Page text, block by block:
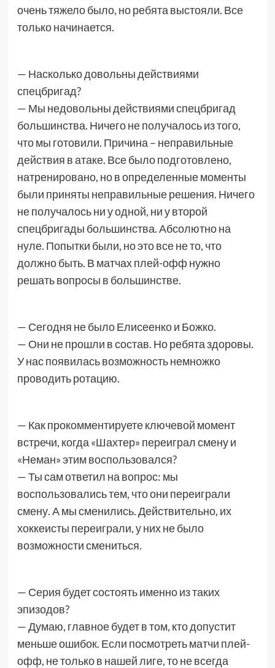
очень тяжело было, но ребята выстояли. Все
только начинается.
— Насколько довольны действиями
спецбригад?
— Мы недовольны действиями спецбригад
большинства. Ничего не получалось из того,
что мы готовили. Причина – неправильные
действия в атаке. Все было подготовлено,
натренировано, но в определенные моменты
были приняты неправильные решения. Ничего
не получалось ни у одной, ни у второй
спецбригады большинства. Абсолютно на
нуле. Попытки были, но это все не то, что
должно быть. В матчах плей-офф нужно
решать вопросы в большинстве.
— Сегодня не было Елисеенко и Божко.
— Они не прошли в состав. Но ребята здоровы.
У нас появилась возможность немножко
проводить ротацию.
— Как прокомментируете ключевой момент
встречи, когда «Шахтер» переиграл смену и
«Неман» этим воспользовался?
— Ты сам ответил на вопрос: мы
воспользовались тем, что они переиграли
смену. А мы сменились. Действительно, их
хоккеисты переиграли, у них не было
возможности смениться.
— Серия будет состоять именно из таких
эпизодов?
— Думаю, главное будет в том, кто допустит
меньше ошибок. Если посмотреть матчи плей-
офф, не только в нашей лиге, то не всегда